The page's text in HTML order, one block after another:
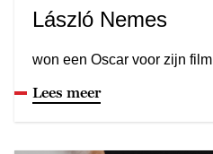
László Nemes
won een Oscar voor zijn film
Lees meer